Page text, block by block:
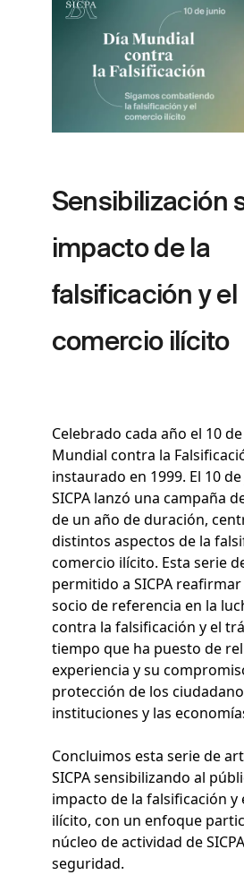
Sensibilización
impacto de la
falsificación y el
comercio ilícito
Celebrado cada año el 10
Mundial contra la
instaurado en 1999. El 10
SICPA lanzó una campaña
de un año de duración,
distintos aspectos de la
comercio ilícito. Esta serie
permitido a SICPA
socio de referencia en la
contra la falsificación y el
tiempo que ha puesto de
experiencia y su
protección de los
instituciones y las
Concluimos esta serie de
SICPA sensibilizando al
impacto de la falsificación y
ilícito, con un enfoque
núcleo de actividad de
seguridad.